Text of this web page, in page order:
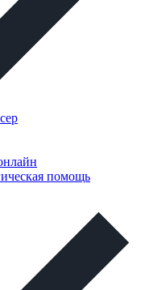
помощь